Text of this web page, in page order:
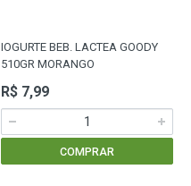
IOGURTE BEB. LACTEA GOODY
510GR MORANGO
R$ 7,99
COMPRAR